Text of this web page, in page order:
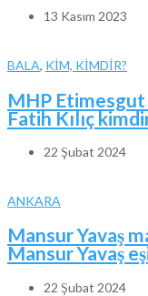
13 Kasım 2023
BALA, KİM, KİMDİR?
MHP
Fatih Kılıç
22 Şubat 2024
ANKARA
Mansur Yavaş
Mansur Yavaş
22 Şubat 2024